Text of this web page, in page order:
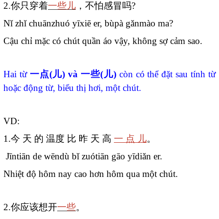
2.你只穿着一些儿 ，不怕感冒吗?
Nǐ zhǐ chuānzhuó yīxiē er, bùpà gǎnmào ma?
Cậu chỉ mặc có chút quần áo vậy, không sợ cảm sao.
Hai từ 一点(儿) và一些(儿) còn có thể đặt sau tính từ
hoặc động từ, biểu thị hơi, một chút.
VD:
1.今 天 的 温度 比 昨 天 高 一 点 儿。
Jīntiān de wēndù bǐ zuótiān gāo yīdiǎn er.
Nhiệt độ hôm nay cao hơn hôm qua một chút.
2.你应该想开一些。